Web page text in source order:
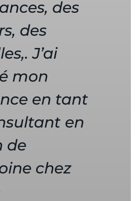
des
des
J’ai
mon
en tant
en
de
chez